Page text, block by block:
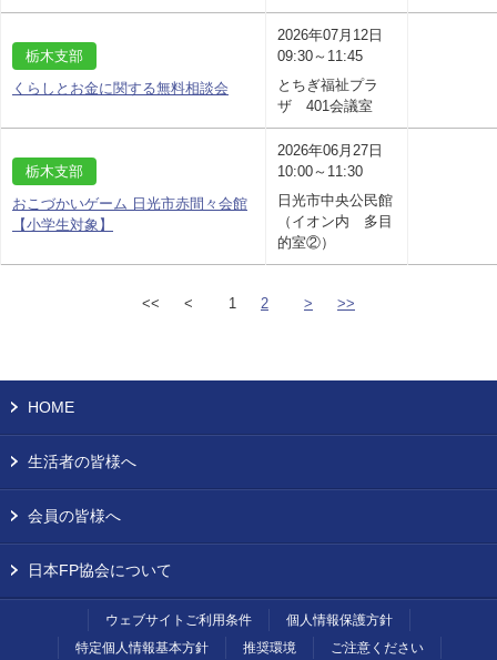
栃木支部
くらしとお金に関する無料相談会
2026年07月12日
09:30～11:45
とちぎ福祉プラ
ザ 401会議室
栃木支部
おこづかいゲーム 日光市赤間々会館
【小学生対象】
2026年06月27日
10:00～11:30
日光市中央公民館
（イオン内 多目
的室②）
<< < 1 2 > >>
HOME
生活者の皆様へ
会員の皆様へ
日本FP協会について
ウェブサイトご利用条件
個人情報保護方針
特定個人情報基本方針
推奨環境 ご注意ください